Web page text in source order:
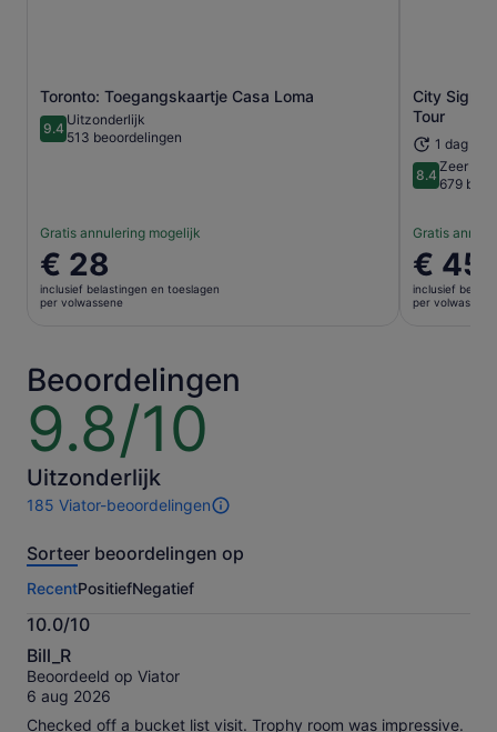
Toronto: Toegangskaartje Casa Loma
9.49.4 van 10
Uitzonderlijk
513 beoordelingen
Gratis annulering mogelijk
De
prijs
is
volwassene
€ 28
inclusief belastingen en toeslagen
per volwassene
Opent een nieuwe tab
City
Tour
1 dag of
8.48.4 van 10
Zeer
679
Gratis
De
prijs
is
€ 45
inclusief
per volwassene
Beoordelingen
9.8/10
9.8
van
10
Uitzonderlijk
185 Viator-beoordelingen
185
van
activiteit.
Meer
informatie
over
onze
geverifieerde
Sorteer beoordelingen op
RecentPositiefNegatief
10.0/10
10.0
van
10
Bill_R
Beoordeeld op Viator
6 aug 2026
Checked off a bucket list visit. Trophy room was impressive.